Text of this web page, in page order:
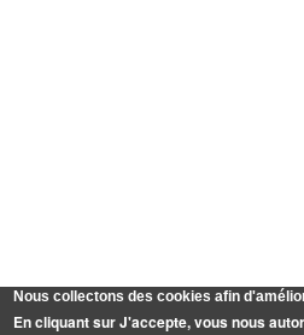
Nous collectons des cookies afin
En cliquant sur J'accepte, vous nous